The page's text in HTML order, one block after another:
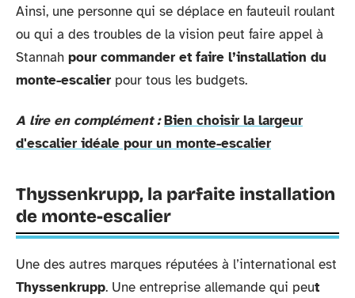
Ainsi, une personne qui se déplace en fauteuil roulant
ou qui a des troubles de la vision peut faire appel à
Stannah pour commander et faire l’installation du
monte-escalier pour tous les budgets.
A lire en complément : Bien choisir la largeur
d'escalier idéale pour un monte-escalier
Thyssenkrupp, la parfaite installation
de monte-escalier
Une des autres marques réputées à l’international est
Thyssenkrupp. Une entreprise allemande qui peut